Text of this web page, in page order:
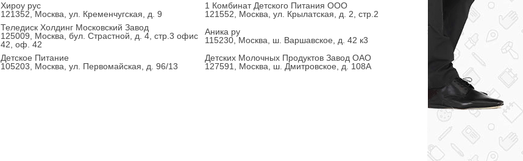
Хироу рус
121352, Москва, ул. Кременчугская, д. 9
1 Комбинат Детского Питания ООО
121552, Москва, ул. Крылатская, д. 2, стр.2
Теледиск Холдинг Московский Завод
125009, Москва, бул. Страстной, д. 4, стр.3 офис
42, оф. 42
Аника ру
115230, Москва, ш. Варшавское, д. 42 к3
Детское Питание
105203, Москва, ул. Первомайская, д. 96/13
Детских Молочных Продуктов Завод ОАО
127591, Москва, ш. Дмитровское, д. 108А